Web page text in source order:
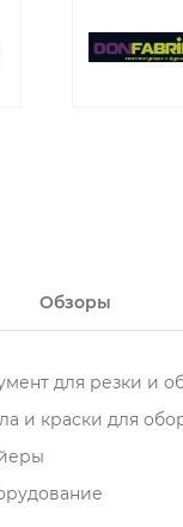
Обзоры
для резки и
и краски для